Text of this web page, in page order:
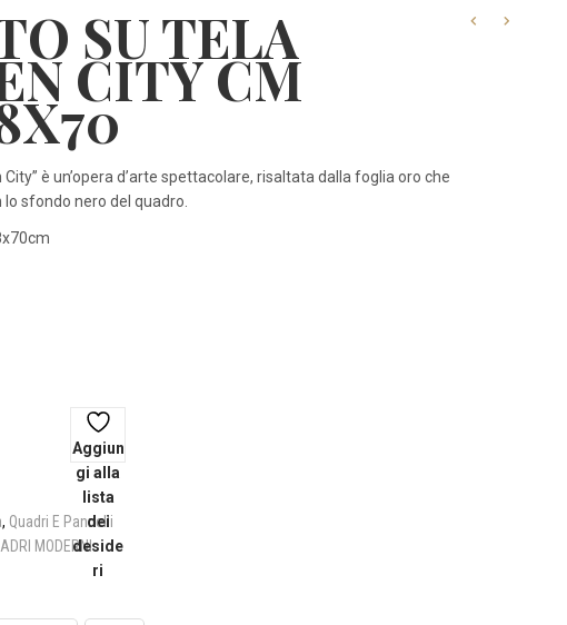
SU TELA
CITY CM
City” è un’opera d’arte spettacolare, risaltata dalla foglia oro che
sfondo nero del quadro.
Aggiun
gi alla
lista
dei
deside
ri
, Quadri E Pannelli
MODERNI